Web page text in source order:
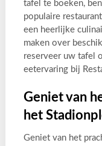
tafel te boeken,
populaire
een heerlijke
maken over
reserveer uw tafel
eetervaring bij
Geniet van
het
Geniet van het